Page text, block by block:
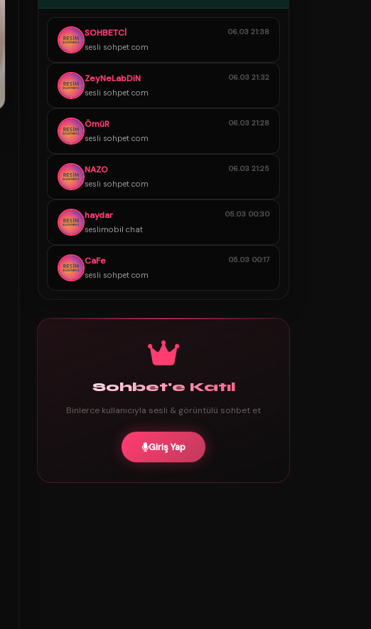
SOHBETCİ
sesli sohpet com
06.03 21:38
ZeyNeLabDiN
sesli sohpet com
06.03 21:32
ÖmüR
sesli sohpet com
06.03 21:28
NAZO
sesli sohpet com
06.03 21:25
haydar
seslimobil chat
05.03 00:30
CaFe
sesli sohpet com
05.03 00:17
Sohbet'e Katıl
Binlerce kullanıcıyla sesli & görüntülü sohbet et
Giriş Yap